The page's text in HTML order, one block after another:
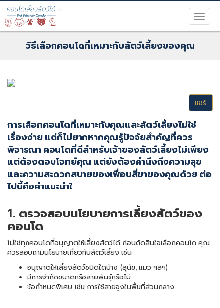
วิธีเลือกคอนโดที่เหมาะกับสัตว์เลี้ยงของคุณ
แชร์
การเลือกคอนโดที่เหมาะกับคุณและสัตว์เลี้ยงไม่ใช่
เรื่องง่าย แต่ก็ไม่ยากหากคุณรู้ปัจจัยสำคัญที่ควร
พิจารณา คอนโดที่ดีสำหรับเจ้าของสัตว์เลี้ยงไม่เพียง
แต่ต้องตอบโจทย์คุณ แต่ยังต้องคำนึงถึงความสุข
และความสะดวกสบายของเพื่อนสี่ขาของคุณด้วย ต่อ
ไปนี้คือคำแนะนำใ
1. ตรวจสอบนโยบายการเลี้ยงสัตว์ของ
คอนโด
ไม่ใช่ทุกคอนโดที่อนุญาตให้เลี้ยงสัตว์ได้ ก่อนตัดสินใจเลือกคอนโด คุณ
ควรสอบถามนโยบายเกี่ยวกับสัตว์เลี้ยง เช่น
อนุญาตให้เลี้ยงสัตว์ชนิดใดบ้าง (สุนัข, แมว ฯลฯ)
มีการจำกัดขนาดหรือสายพันธุ์หรือไม่
ข้อกำหนดพิเศษ เช่น การใช้สายจูงในพื้นที่ส่วนกลาง